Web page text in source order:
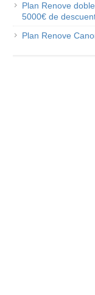
Plan Renove
5000€ de
Plan Renove